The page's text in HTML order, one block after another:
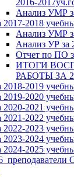
2016-
Анализ УМР
2017-2018
Анализ УМР
Анализ УР за
Отчет по ПО
ИТОГИ
РАБОТЫ ЗА
2018-2019
2019-2020
2020-2021
2021-2022
2022-2023
2023-2024
2024-2025